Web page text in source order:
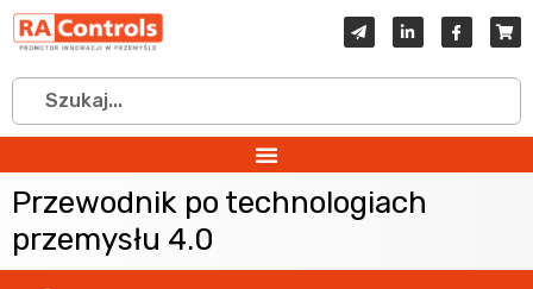
Przewodnik po technologiach
przemysłu 4.0